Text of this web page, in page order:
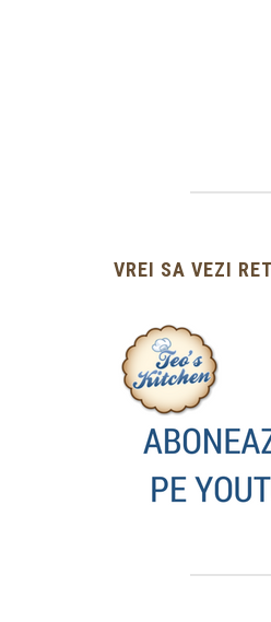
VREI SA VEZI